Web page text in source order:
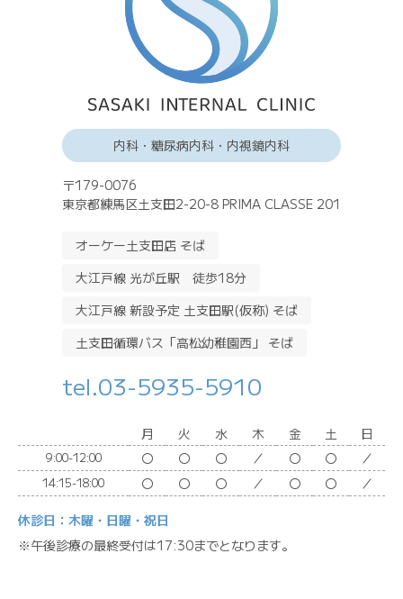
内科・糖尿病内科・内視鏡内科
〒179-0076
東京都練馬区土支田2-20-8 PRIMA CLASSE 201
オーケー土支田店 そば
大江戸線 光が丘駅 徒歩18分
大江戸線 新設予定 土支田駅(仮称) そば
土支田循環バス「高松幼稚園西」 そば
tel.03-5935-5910
月 火 水 木 金 土 日
9:00-12:00 〇 〇 〇 ／ 〇 〇 ／
14:15-18:00 〇 〇 〇 ／ 〇 〇 ／
休診日：木曜・日曜・祝日
※午後診療の最終受付は17:30までとなります。